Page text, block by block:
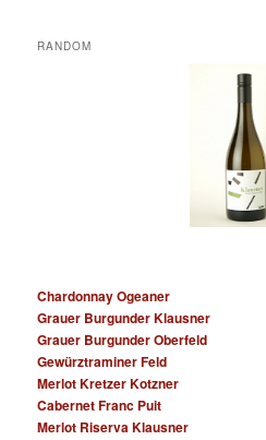
RANDOM
Chardonnay Ogeaner
Grauer Burgunder Klausner
Grauer Burgunder Oberfeld
Gewürztraminer Feld
Merlot Kretzer Kotzner
Cabernet Franc Puit
Merlot Riserva Klausner